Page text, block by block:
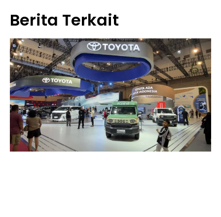
Berita Terkait